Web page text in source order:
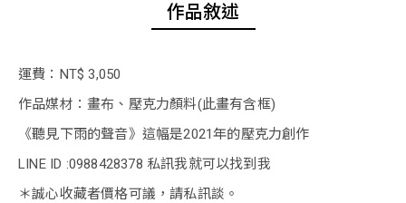
作品敘述
運費：NT$ 3,050
作品媒材：畫布、壓克力顏料(此畫有含框)
《聽見下雨的聲音》這幅是2021年的壓克力創作
LINE ID :0988428378 私訊我就可以找到我
＊誠心收藏者價格可議，請私訊談。